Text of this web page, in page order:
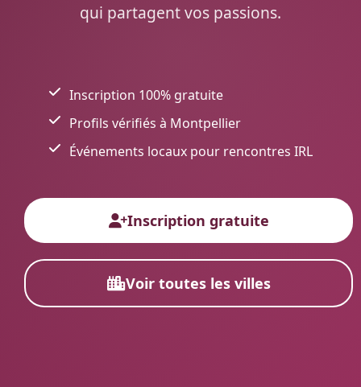
qui partagent vos passions.
Inscription 100% gratuite
Profils vérifiés à Montpellier
Événements locaux pour rencontres IRL
Inscription gratuite
Voir toutes les villes